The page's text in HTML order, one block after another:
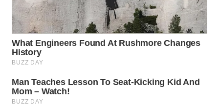
WN
KALTARA
WN
KALSEL
WN
KALTIM